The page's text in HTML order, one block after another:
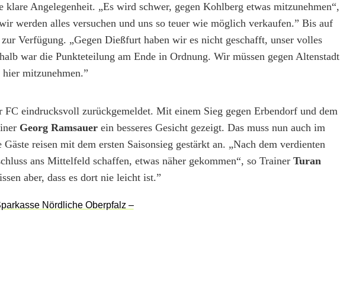
Angelegenheit. „Es wird schwer, gegen Kohlberg etwas mitzunehmen“,
werden alles versuchen und uns so teuer wie möglich verkaufen.” Bis auf
Verfügung. „Gegen Dießfurt haben wir es nicht geschafft, unser volles
war die Punkteteilung am Ende in Ordnung. Wir müssen gegen Altenstadt
mitzunehmen.”
eindrucksvoll zurückgemeldet. Mit einem Sieg gegen Erbendorf und dem
Georg Ramsauer ein besseres Gesicht gezeigt. Das muss nun auch im
reisen mit dem ersten Saisonsieg gestärkt an. „Nach dem verdienten
ans Mittelfeld schaffen, etwas näher gekommen“, so Trainer Turan
aber, dass es dort nie leicht ist.”